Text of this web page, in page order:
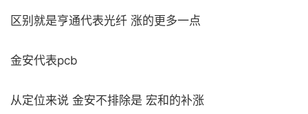
区别就是亨通代表光纤 涨的更多一点
金安代表pcb
从定位来说 金安不排除是 宏和的补涨